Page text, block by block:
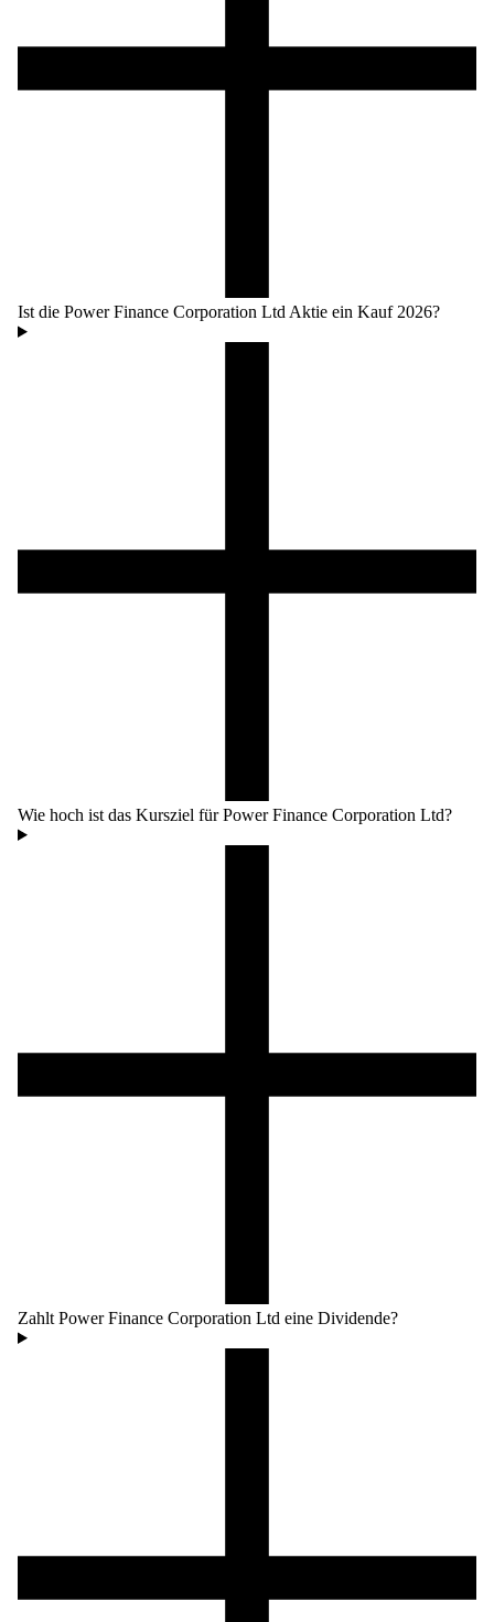
Ist die Power Finance Corporation Ltd Aktie ein Kauf 2026?
Wie hoch ist das Kursziel für Power Finance Corporation Ltd?
Zahlt Power Finance Corporation Ltd eine Dividende?